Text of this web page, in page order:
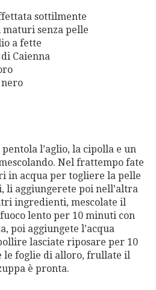
sottilmente
senza pelle
a fette
Caienna
nero
l’aglio, la cipolla e un
Nel frattempo fate
in acqua per togliere la pelle
li aggiungerete poi nell’altra
ingredienti, mescolate il
lento per 10 minuti con
poi aggiungete l’acqua
lasciate riposare per 10
le foglie di alloro, frullate il
è pronta.